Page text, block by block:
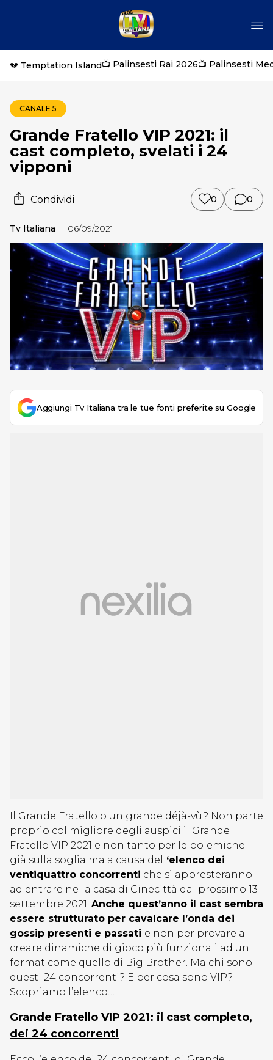
💔 Temptation Island📺 Palinsesti Rai 2026📺 Palinsesti
CANALE 5
Grande Fratello VIP 2021: il
cast completo, svelati i 24
vipponi
Condividi 0 0
Tv Italiana 06/09/2021
Aggiungi Tv Italiana tra le tue fonti preferite su Google
Il Grande Fratello o un grande déjà-vù? Non parte
proprio col migliore degli auspici il Grande
Fratello VIP 2021 e non tanto per le polemiche
già sulla soglia ma a causa dell ‘elenco dei
ventiquattro concorrenti che si appresteranno
ad entrare nella casa di Cinecittà dal prossimo 13
settembre 2021. Anche quest’anno il cast sembra
essere strutturato per cavalcare l’onda dei
gossip presenti e passati e non per provare a
creare dinamiche di gioco più funzionali ad un
format come quello di Big Brother. Ma chi sono
questi 24 concorrenti? E per cosa sono VIP?
Scopriamo l’elenco…
Grande Fratello VIP 2021: il cast completo,
dei 24 concorrenti